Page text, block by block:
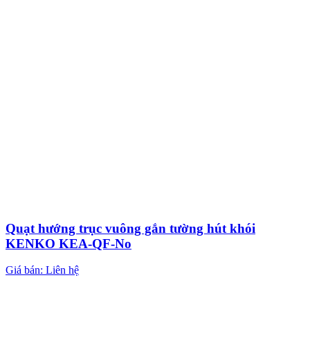
Quạt hướng trục vuông gắn tường hút khói
KENKO KEA-QF-No
Giá bán: Liên hệ